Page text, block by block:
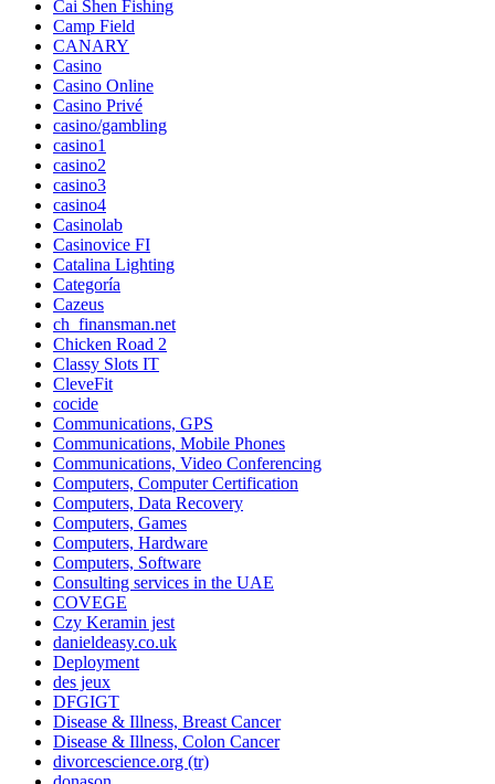
Cai Shen Fishing
Camp Field
CANARY
Casino
Casino Online
Casino Privé
casino/gambling
casino1
casino2
casino3
casino4
Casinolab
Casinovice FI
Catalina Lighting
Categoría
Cazeus
ch_finansman.net
Chicken Road 2
Classy Slots IT
CleveFit
cocide
Communications, GPS
Communications, Mobile Phones
Communications, Video Conferencing
Computers, Computer Certification
Computers, Data Recovery
Computers, Games
Computers, Hardware
Computers, Software
Consulting services in the UAE
COVEGE
Czy Keramin jest
danieldeasy.co.uk
Deployment
des jeux
DFGIGT
Disease & Illness, Breast Cancer
Disease & Illness, Colon Cancer
divorcescience.org (tr)